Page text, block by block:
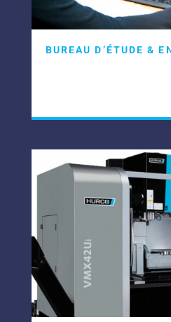
BUREAU D’ÉTUDE &